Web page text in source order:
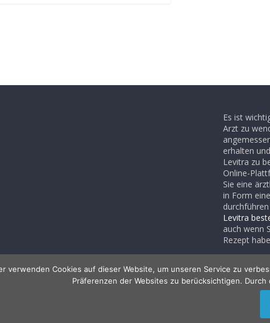
Es ist
Arzt zu
erhalten
Levitra zu
Online-
Sie eine
in Form
Levitra
auch wenn
Rezept
verwenden Cookies auf dieser Website, um unseren Service zu
Präferenzen der Websites zu berücksichtigen.